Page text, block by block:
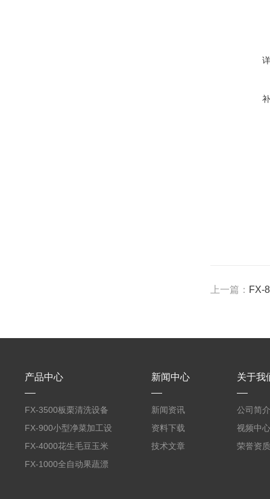
上一篇： FX-
产品中心
FX-3500板栗清洗设备
全自动气泡清洗机
FX-900小型净菜加工设
备野菜清洗机
FX-4000花生毛豆玉米
蒸煮漂烫机
FX-1000全自动果蔬漂
新闻中心
新闻资讯
资料下载
技术文章
关于我
公司简介
视频中心
荣誉资质